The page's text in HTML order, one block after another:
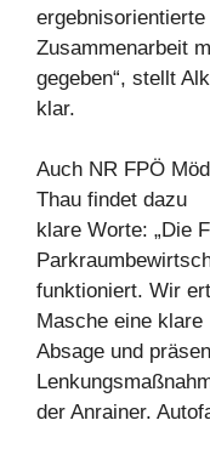
ergebnisorientierte
Zusammenarbeit
gegeben“, stellt Alk
klar.
Auch NR FPÖ
Thau findet dazu
klare Worte: „Die
funktioniert. Wir
Masche eine klare
Absage und
der Anrainer.